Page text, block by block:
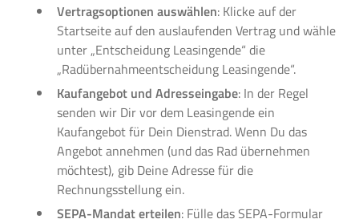
Vertragsoptionen auswählen: Klicke auf der
Startseite auf den auslaufenden Vertrag und wähle
unter „Entscheidung Leasingende“ die
„Radübernahmeentscheidung Leasingende“.
Kaufangebot und Adresseingabe: In der Regel
senden wir Dir vor dem Leasingende ein
Kaufangebot für Dein Dienstrad. Wenn Du das
Angebot annehmen (und das Rad übernehmen
möchtest), gib Deine Adresse für die
Rechnungsstellung ein.
SEPA-Mandat erteilen: Fülle das SEPA-Formular